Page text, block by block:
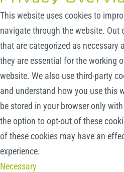
This website uses cookies to
navigate through the website. Out
that are categorized as necessary
they are essential for the working
website. We also use third-party
and understand how you use this
be stored in your browser only
the option to opt-out of these
of these cookies may have an
experience.
Necessary